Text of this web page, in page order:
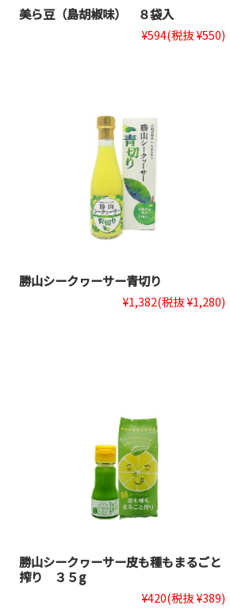
美ら豆（島胡椒味） ８袋入
¥594(税抜 ¥550)
勝山シークヮーサー青切り
¥1,382(税抜 ¥1,280)
勝山シークヮーサー皮も種もまるごと
搾り ３５g
¥420(税抜 ¥389)